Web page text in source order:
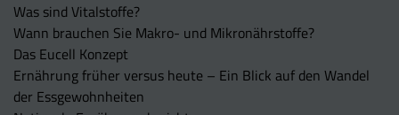
Was sind Vitalstoffe?
Wann brauchen Sie Makro- und Mikronährstoffe?
Das Eucell Konzept
Ernährung früher versus heute – Ein Blick auf den Wandel
der Essgewohnheiten